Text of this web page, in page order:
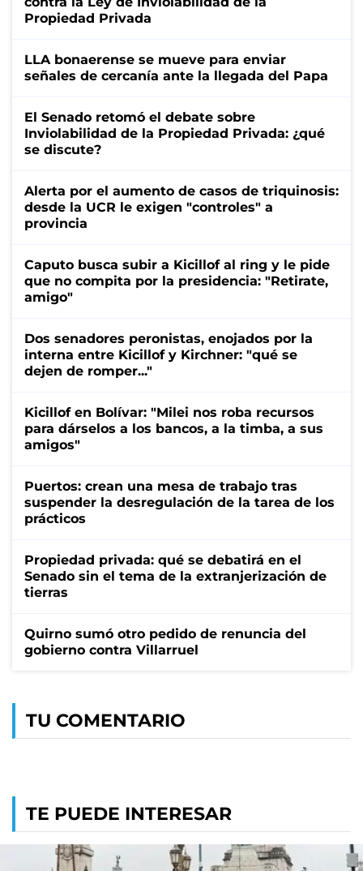
Propiedad Privada
LLA bonaerense se mueve para enviar
señales de cercanía ante la llegada del Papa
El Senado retomó el debate sobre
Inviolabilidad de la Propiedad Privada: ¿qué
se discute?
Alerta por el aumento de casos de triquinosis:
desde la UCR le exigen "controles" a
provincia
Caputo busca subir a Kicillof al ring y le pide
que no compita por la presidencia: "Retirate,
amigo"
Dos senadores peronistas, enojados por la
interna entre Kicillof y Kirchner: "qué se
dejen de romper..."
Kicillof en Bolívar: "Milei nos roba recursos
para dárselos a los bancos, a la timba, a sus
amigos"
Puertos: crean una mesa de trabajo tras
suspender la desregulación de la tarea de los
prácticos
Propiedad privada: qué se debatirá en el
Senado sin el tema de la extranjerización de
tierras
Quirno sumó otro pedido de renuncia del
gobierno contra Villarruel
TU COMENTARIO
TE PUEDE INTERESAR